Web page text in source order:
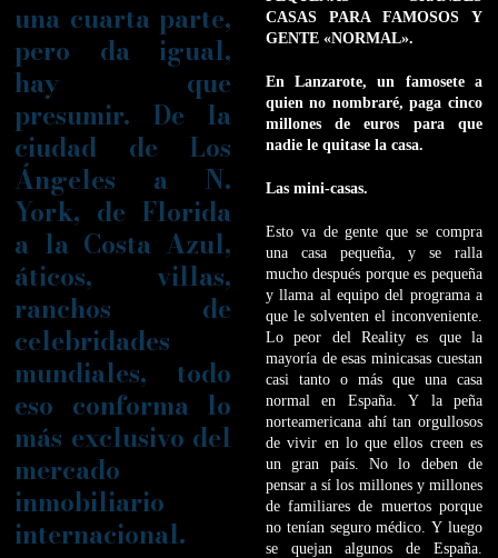
una cuarta parte,
pero da igual,
hay que
presumir. De la
ciudad de Los
Ángeles a N.
York, de Florida
a la Costa Azul,
áticos, villas,
ranchos de
celebridades
mundiales, todo
eso conforma lo
más exclusivo del
mercado
inmobiliario
internacional.
CASAS PARA FAMOSOS Y
GENTE «NORMAL».
En Lanzarote, un famosete a
quien no nombraré, paga cinco
millones de euros para que
nadie le quitase la casa.
Las mini-casas.
Esto va de gente que se compra
una casa pequeña, y se ralla
mucho después porque es pequeña
y llama al equipo del programa a
que le solventen el inconveniente.
Lo peor del Reality es que la
mayoría de esas minicasas cuestan
casi tanto o más que una casa
normal en España. Y la peña
norteamericana ahí tan orgullosos
de vivir en lo que ellos creen es
un gran país. No lo deben de
pensar a sí los millones y millones
de familiares de muertos porque
no tenían seguro médico. Y luego
se quejan algunos de España.